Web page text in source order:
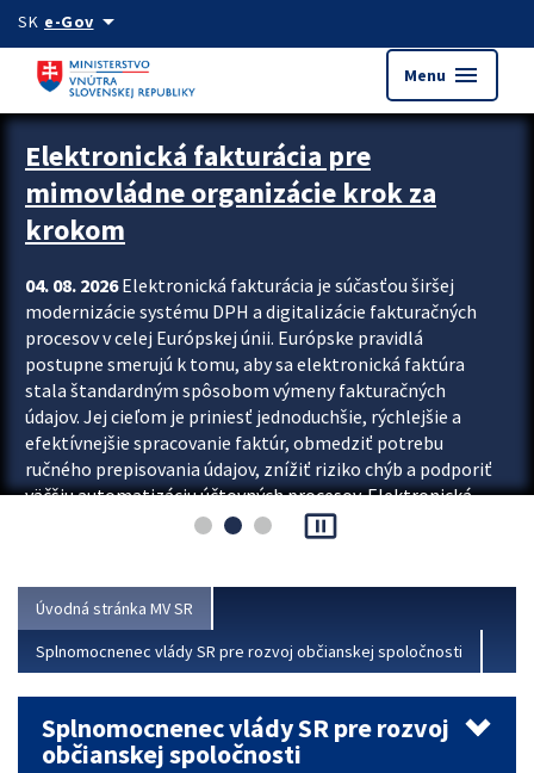
Preskocit na hlavný obsah
SK e-Govarrow_drop_down
Menu menu
Zastavit automatický posun upútavok
Elektronická fakturácia pre
mimovládne organizácie krok za
krokom
04. 08. 2026Elektronická fakturácia je súčasťou širšej
modernizácie systému DPH a digitalizácie fakturačných
procesov v celej Európskej únii. Európske pravidlá
postupne smerujú k tomu, aby sa elektronická faktúra
stala štandardným spôsobom výmeny fakturačných
údajov. Jej cieľom je priniesť jednoduchšie, rýchlejšie a
efektívnejšie spracovanie faktúr, obmedziť potrebu
ručného prepisovania údajov, znížiť riziko chýb a podporiť
väčšiu automatizáciu účtovných procesov. Elektronická
fakturácia preto nepredstavuje...
pause_presentation
Úvodná stránka MV SR
Splnomocnenec vlády SR pre rozvoj občianskej spoločnosti
Splnomocnenec vlády SR pre rozvoj
občianskej spoločnosti